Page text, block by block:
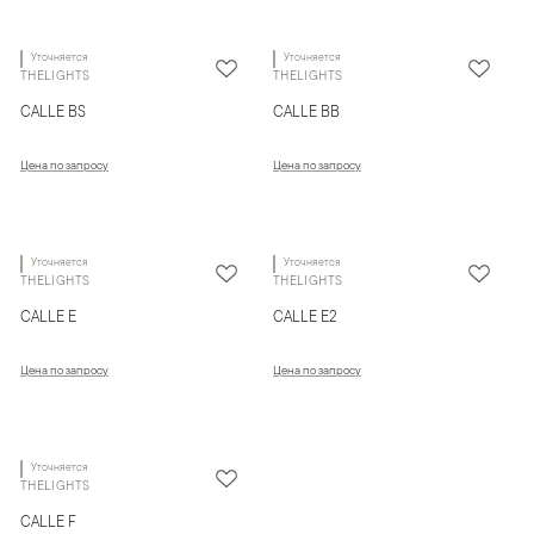
Уточняется
THELIGHTS
CALLE BS
Цена по запросу
Уточняется
THELIGHTS
CALLE BB
Цена по запросу
Уточняется
THELIGHTS
CALLE E
Цена по запросу
Уточняется
THELIGHTS
CALLE E2
Цена по запросу
Уточняется
THELIGHTS
CALLE F